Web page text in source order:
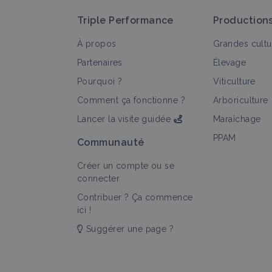
Triple Performance
À propos
Partenaires
Pourquoi ?
Comment ça fonctionne ?
Lancer la visite guidée
Communauté
Créer un compte ou se
connecter
Contribuer ? Ça commence
ici !
Suggérer une page ?
Grandes
Élevage
Viticulture
Arboriculture
Maraîchage
PPAM